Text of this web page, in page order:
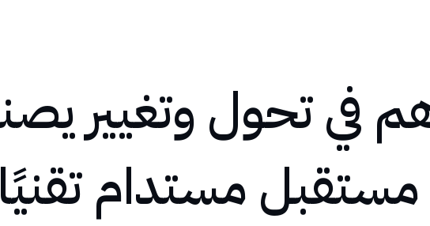
في تحول وتغيير
مستدام